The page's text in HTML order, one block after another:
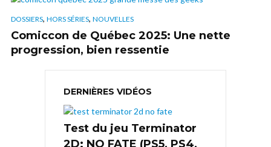
DOSSIERS, HORS SÉRIES, NOUVELLES
Comiccon de Québec 2025: Une nette
progression, bien ressentie
DERNIÈRES VIDÉOS
Test du jeu Terminator
2D: NO FATE (PS5, PS4,